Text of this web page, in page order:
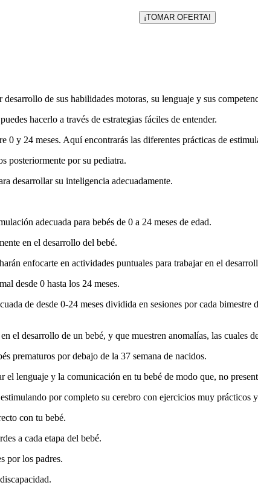
¡TOMAR OFERTA!
de sus habilidades motoras, su lenguaje y sus
hacerlo a través de estrategias fáciles de entender.
0 y 24 meses. Aquí encontrarás las diferentes prácticas de
posteriormente por su pediatra.
desarrollar su inteligencia adecuadamente.
adecuada para bebés de 0 a 24 meses de edad.
en el desarrollo del bebé.
enfocarte en actividades puntuales para trabajar en el
desde 0 hasta los 24 meses.
de desde 0-24 meses dividida en sesiones por cada
el desarrollo de un bebé, y que muestren anomalías, las cuales
prematuros por debajo de la 37 semana de nacidos.
el lenguaje y la comunicación en tu bebé de modo que, no
por completo su cerebro con ejercicios muy prácticos
con tu bebé.
a cada etapa del bebé.
por los padres.